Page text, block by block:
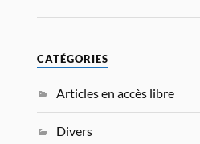
CATÉGORIES
Articles en accès libre
Divers